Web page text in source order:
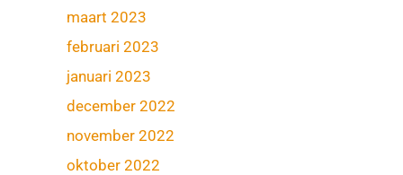
maart 2023
februari 2023
januari 2023
december 2022
november 2022
oktober 2022